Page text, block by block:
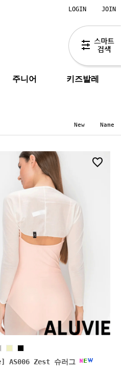
LOGIN JOIN
주니어 키즈발레
New Name
AS006 Zest 슈러그